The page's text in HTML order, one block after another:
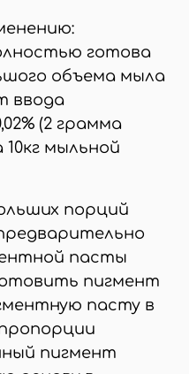
готова
объема мыла
ввода
(2 грамма
мыльной
порций
пасты
пигмент
пасту в
пигмент